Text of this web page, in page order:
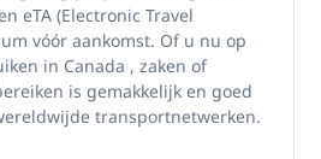
eTA (Electronic Travel
vóór aankomst. Of u nu op
in Canada , zaken of
is gemakkelijk en goed
transportnetwerken.